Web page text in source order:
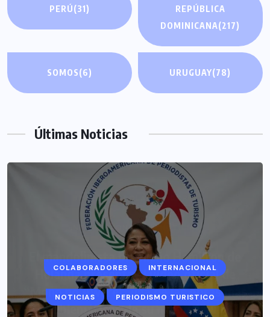
PERÚ(31)
REPÚBLICA
DOMINICANA(217)
SOMOS(6) URUGUAY(78)
Últimas Noticias
COLABORADORES INTERNACIONAL
NOTICIAS PERIODISMO TURISTICO